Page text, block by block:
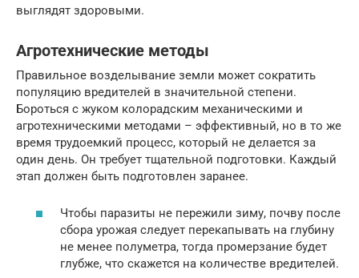
выглядят здоровыми.
Агротехнические методы
Правильное возделывание земли может сократить
популяцию вредителей в значительной степени.
Бороться с жуком колорадским механическими и
агротехническими методами – эффективный, но в то же
время трудоемкий процесс, который не делается за
один день. Он требует тщательной подготовки. Каждый
этап должен быть подготовлен заранее.
Чтобы паразиты не пережили зиму, почву после
сбора урожая следует перекапывать на глубину
не менее полуметра, тогда промерзание будет
глубже, что скажется на количестве вредителей.